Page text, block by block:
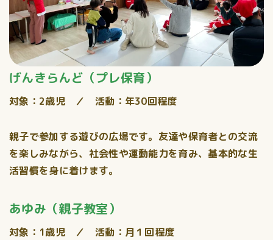
げんきらんど（プレ保育）
対象：2歳児 ／ 活動：年30回程度
親子で参加する遊びの広場です。友達や保育者との交流
を楽しみながら、社会性や運動能力を育み、基本的な生
活習慣を身に着けます。
あゆみ（親子教室）
対象：1歳児 ／ 活動：月１回程度